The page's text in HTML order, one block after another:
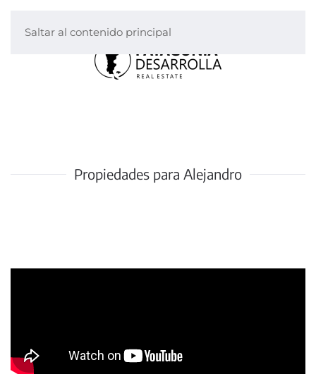
Saltar al contenido principal
Propiedades para Alejandro